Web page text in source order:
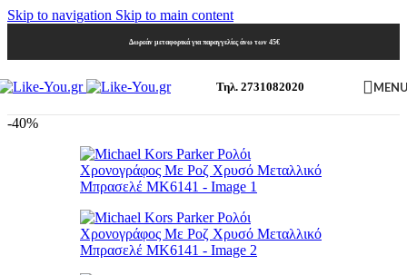
Skip to navigation Skip to main content
Δωρεάν μεταφορικά για παραγγελίες άνω των 45€
Τηλ. 2731082020
-40%